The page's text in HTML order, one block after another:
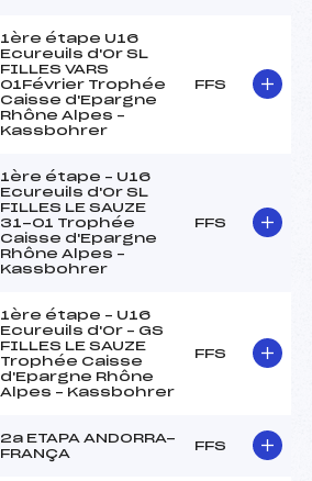
1ère étape U16
Ecureuils d'Or SL
FILLES VARS
01Février Trophée
Caisse d'Epargne
Rhône Alpes –
Kassbohrer
FFS
1ère étape – U16
Ecureuils d'Or SL
FILLES LE SAUZE
31-01 Trophée
Caisse d'Epargne
Rhône Alpes –
Kassbohrer
FFS
1ère étape – U16
Ecureuils d'Or – GS
FILLES LE SAUZE
Trophée Caisse
d'Epargne Rhône
Alpes – Kassbohrer
FFS
2a ETAPA ANDORRA-
FRANÇA
FFS